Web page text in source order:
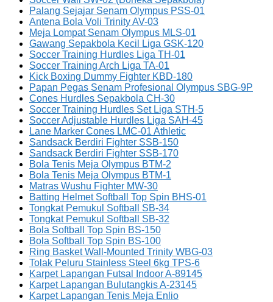
Palang Sejajar Senam Olympus PSS-01
Antena Bola Voli Trinity AV-03
Meja Lompat Senam Olympus MLS-01
Gawang Sepakbola Kecil Liga GSK-120
Soccer Training Hurdles Liga TH-01
Soccer Training Arch Liga TA-01
Kick Boxing Dummy Fighter KBD-180
Papan Pegas Senam Profesional Olympus SBG-9P
Cones Hurdles Sepakbola CH-30
Soccer Training Hurdles Set Liga STH-5
Soccer Adjustable Hurdles Liga SAH-45
Lane Marker Cones LMC-01 Athletic
Sandsack Berdiri Fighter SSB-150
Sandsack Berdiri Fighter SSB-170
Bola Tenis Meja Olympus BTM-2
Bola Tenis Meja Olympus BTM-1
Matras Wushu Fighter MW-30
Batting Helmet Softball Top Spin BHS-01
Tongkat Pemukul Softball SB-34
Tongkat Pemukul Softball SB-32
Bola Softball Top Spin BS-150
Bola Softball Top Spin BS-100
Ring Basket Wall-Mounted Trinity WBG-03
Tolak Peluru Stainless Steel 6kg TPS-6
Karpet Lapangan Futsal Indoor A-89145
Karpet Lapangan Bulutangkis A-23145
Karpet Lapangan Tenis Meja Enlio